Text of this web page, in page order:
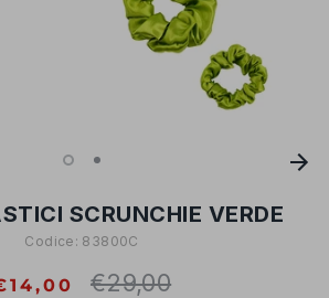
SCRUNCHIE VERDE
Codice: 83800C
Regular
€29,00